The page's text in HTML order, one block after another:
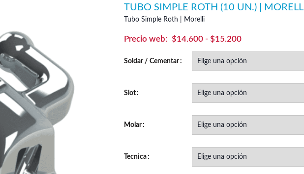
TUBO SIMPLE ROTH (10 UN.) | MORELLI
Tubo Simple Roth | Morelli
$14.600 - $15.200Rango
de
precios:
$14.600
hasta
$15.200
Soldar / Cementar
Slot
Molar
Tecnica